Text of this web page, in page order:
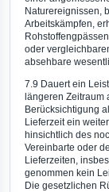
Naturereignissen,
Arbeitskämpfen,
oder
absehbare
7.9 Dauert ein
längeren Zeitraum
Berücksichtigung
Lieferzeit ein
hinsichtlich des
Vereinbarte oder
Lieferzeiten,
genommen kein
Die gesetzlichen